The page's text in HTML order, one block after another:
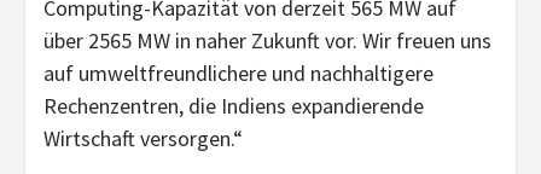
Computing-Kapazität von derzeit 565 MW auf
über 2565 MW in naher Zukunft vor. Wir freuen uns
auf umweltfreundlichere und nachhaltigere
Rechenzentren, die Indiens expandierende
Wirtschaft versorgen.“